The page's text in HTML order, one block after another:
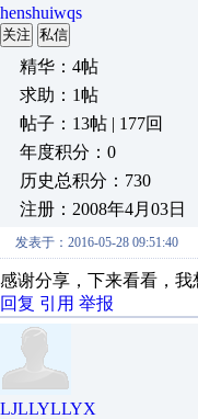
henshuiwqs
关注 私信
精华：4帖
求助：1帖
帖子：13帖 | 177回
年度积分：0
历史总积分：730
注册：2008年4月03日
发表于：2016-05-28 09:51:40
感谢分享，下来看看，
回复 引用 举报
LJLLYLLYX